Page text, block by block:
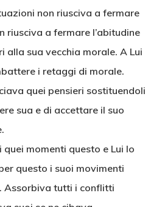
non riusciva a fermare
riusciva a fermare l’abitudine
alla sua vecchia morale. A Lui
i retaggi di morale.
quei pensieri sostituendoli
sua e di accettare il suo
momenti questo e Lui lo
questo i suoi movimenti
Assorbiva tutti i conflitti